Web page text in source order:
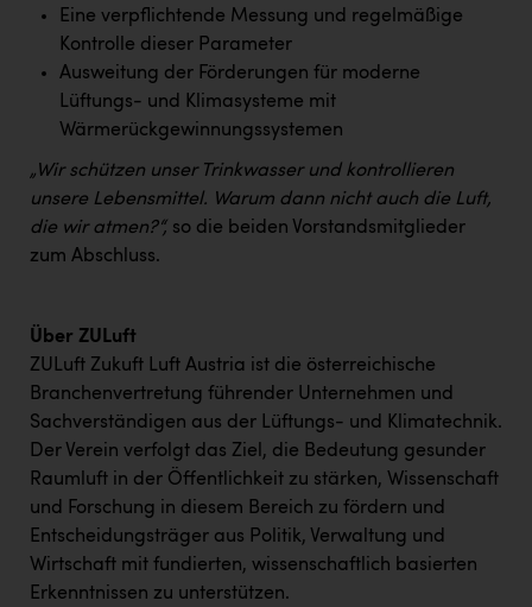
Eine verpflichtende Messung und regelmäßige
Kontrolle dieser Parameter
Ausweitung der Förderungen für moderne
Lüftungs- und Klimasysteme mit
Wärmerückgewinnungssystemen
„Wir schützen unser Trinkwasser und kontrollieren
unsere Lebensmittel. Warum dann nicht auch die Luft,
die wir atmen?“, so die beiden Vorstandsmitglieder
zum Abschluss.
Über ZULuft
ZULuft Zukuft Luft Austria ist die österreichische
Branchenvertretung führender Unternehmen und
Sachverständigen aus der Lüftungs- und Klimatechnik.
Der Verein verfolgt das Ziel, die Bedeutung gesunder
Raumluft in der Öffentlichkeit zu stärken, Wissenschaft
und Forschung in diesem Bereich zu fördern und
Entscheidungsträger aus Politik, Verwaltung und
Wirtschaft mit fundierten, wissenschaftlich basierten
Erkenntnissen zu unterstützen.